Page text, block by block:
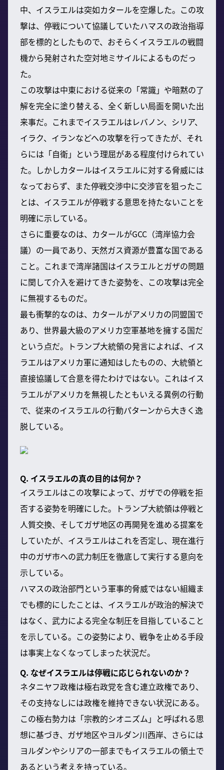
中、イスラエルは突如カタールを空爆した。この攻
撃は、停戦について協議していたハマスの政治指導
部を標的としたもので、おそらくイスラエルの戦闘
機から発射された空対地ミサイルによるものだっ
た。
この攻撃は中東における従来の「常識」や暗黙の了
解を完全に塗り替える、全く新しい局面を開いた出
来事だ。これまでイスラエルはレバノン、シリア、
イラク、イランなどへの攻撃を行ってきたが、それ
らには「自衛」という理屈がある程度付けられてい
た。しかしカタールはイスラエルに対する脅威には
なっておらず、また停戦交渉中に交渉官を狙ったこ
とは、イスラエルが停戦する意思を持たないことを
明確に示している。
さらに重要なのは、カタールがGCC（湾岸協力会
議）の一員であり、天然ガス資源が豊富な国である
こと。これまで湾岸諸国はイスラエルとガザの問題
に関して介入を避けてきた姿勢を、この攻撃は完全
に無視するものだ。
最も衝撃的なのは、カタールがアメリカの同盟国で
あり、世界最大級のアメリカ空軍基地を擁する国だ
という点だ。トランプ大統領の発言によれば、イス
ラエルはアメリカ軍に通知はしたものの、大統領と
直接協議して合意を得たわけではない。これはイス
ラエルがアメリカを無視したともいえる異例の行動
で、従来のイスラエルの行動パターンから大きく逸
脱している。
Q. イスラエルの真の目的は何か？
イスラエルはこの攻撃によって、ガザでの停戦を拒
否する姿勢を明確にした。トランプ大統領は停戦と
人質交換、そしてガザ地区の再開発を進める提案を
していたが、イスラエルはこれを否定し、現在進行
中のガザ市への武力制圧を徹底して実行する意向を
示している。
ハマスの政治部門という軍事的脅威ではない組織ま
でも標的にしたことは、イスラエルが政治的解決で
はなく、武力による完全な制圧を目指していること
を示している。この姿勢により、戦争を止める手段
は事実上なくなってしまった状況だ。
Q. なぜイスラエルは停戦に応じられないのか？
ネタニヤフ政権は極右政党を含む連立政権であり、
その支持なしには政権を維持できない状況にある。
この極右勢力は「宗教的シオニズム」と呼ばれる思
想に基づき、ガザ地区やヨルダン川西岸、さらには
ヨルダンやシリアの一部までもイスラエルの領土で
あるという考えを持っている。